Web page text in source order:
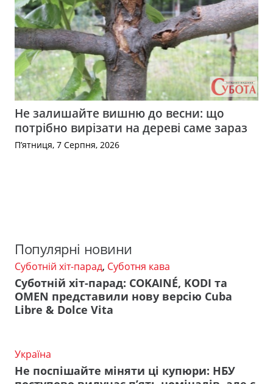
Не залишайте вишню до весни: що
потрібно вирізати на дереві саме зараз
П’ятниця, 7 Серпня, 2026
Популярні новини
Суботній хіт-парад, Суботня кава
Суботній хіт-парад: COKAINÉ, KODI та
OMEN представили нову версію Cuba
Libre & Dolce Vita
Україна
Не поспішайте міняти ці купюри: НБУ